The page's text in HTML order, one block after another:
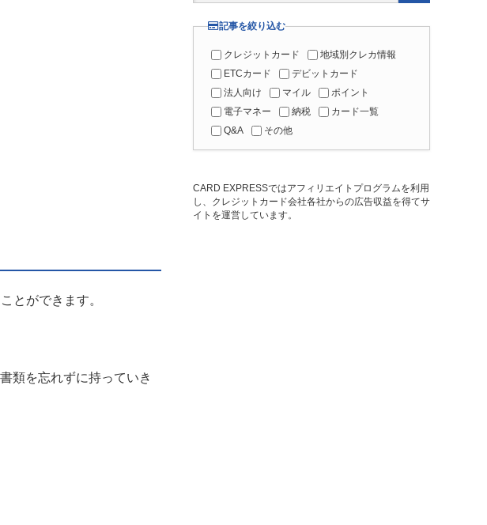
とができます。
類を忘れずに持っていき
記事を絞り込む
クレジットカード
地域別クレカ情報
ETCカード
デビットカード
法人向け
マイル
ポイント
電子マネー
納税
カード一覧
Q&A
その他
CARD EXPRESSではアフィリエイトプログラムを利用
し、クレジットカード会社各社からの広告収益を得てサ
イトを運営しています。